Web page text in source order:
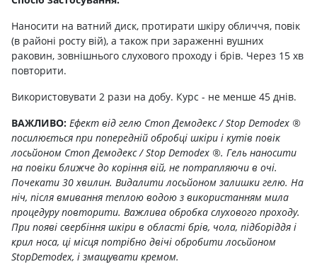
Наносити на ватний диск, протирати шкіру обличчя, повік
(в районі росту вій), а також при зараженні вушних
раковин, зовнішнього слухового проходу і брів. Через 15 хв
повторити.
Використовувати 2 рази на добу. Курс - не менше 45 днів.
ВАЖЛИВО: Ефект від гелю Стоп Демодекс / Stop Demodex ®
посилюється при попередній обробці шкіри і кутів повік
лосьйоном Стоп Демодекс / Stop Demodex ®. Гель наносити
на повіки ближче до коріння вій, не потрапляючи в очі.
Почекати 30 хвилин. Видалити лосьйоном залишки гелю. На
ніч, після вмивання теплою водою з використанням мила
процедуру повторити. Важлива обробка слухового проходу.
При появі свербіння шкіри в області брів, чола, підборіддя і
крил носа, ці місця потрібно двічі обробити лосьйоном
StopDemodex, і змащувати кремом.